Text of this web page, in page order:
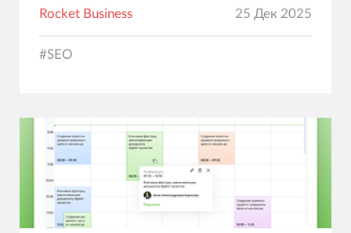
Rocket Business
25 Дек 2025
#SEO